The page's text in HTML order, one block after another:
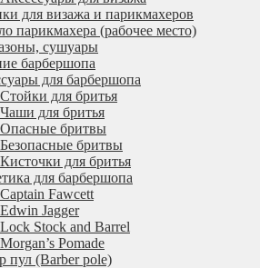
для визажа и парикмахеров
парикмахера (рабочее место)
сушуары
барбершопа
для барбершопа
Стойки для бритья
Чаши для бритья
Опасные бритвы
Безопасные бритвы
Кисточки для бритья
для барбершопа
Captain Fawcett
Edwin Jagger
Lock Stock and Barrel
Morgan’s Pomade
пул (Barber pole)